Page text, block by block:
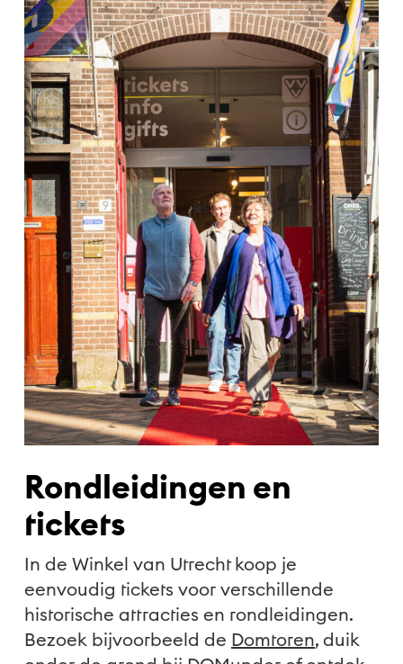
Rondleidingen en
tickets
In de Winkel van Utrecht koop je
eenvoudig tickets voor verschillende
historische attracties en rondleidingen.
Bezoek bijvoorbeeld de Domtoren, duik